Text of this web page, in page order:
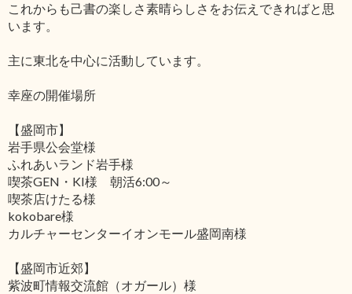
これからも己書の楽しさ素晴らしさをお伝えできればと思
います。
主に東北を中心に活動しています。
幸座の開催場所
【盛岡市】
岩手県公会堂様
ふれあいランド岩手様
喫茶GEN・KI様 朝活6:00～
喫茶店けたる様
kokobare様
カルチャーセンターイオンモール盛岡南様
【盛岡市近郊】
紫波町情報交流館（オガール）様